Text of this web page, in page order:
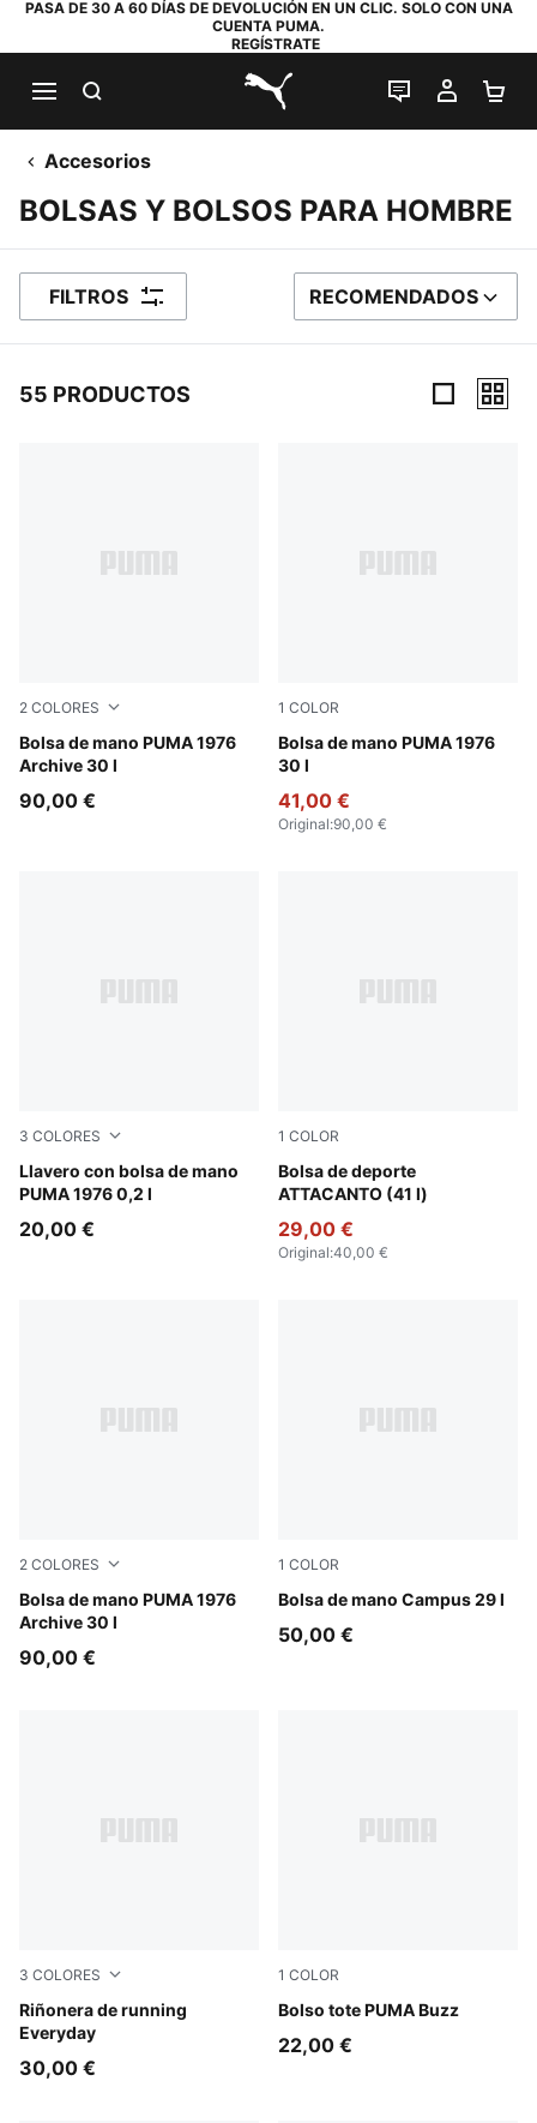
PASA DE 30 A 60 DÍAS DE DEVOLUCIÓN EN UN CLIC. SOLO CON UNA
CUENTA PUMA.
REGÍSTRATE
PUMA.com
CHAT EN
MI
Accesorios
BOLSAS Y BOLSOS PARA HOMBRE
FILTROS ORDENAR POR
RECOMENDADOS
55 PRODUCTOS
2 COLORES
Bolsa de mano PUMA 1976
Archive 30 l
Chocolate Fondue-Alpine Snow
90,00 €
1 COLOR
Bolsa de mano PUMA 1976
30 l
New Navy-PUMA White
41,00 €
Original:90,00 €
3 COLORES
Llavero con bolsa de mano
PUMA 1976 0,2 l
Vibrant Green
20,00 €
1 COLOR
Bolsa de deporte
ATTACANTO (41 l)
PUMA Black-PUMA White
29,00 €
Original:40,00 €
2 COLORES
Bolsa de mano PUMA 1976
Archive 30 l
PUMA Black-Alpine Snow
90,00 €
1 COLOR
Bolsa de mano Campus 29 l
Puma Black
50,00 €
3 COLORES
Riñonera de running
Everyday
Puma Black
30,00 €
1 COLOR
Bolso tote PUMA Buzz
Puma Black
22,00 €